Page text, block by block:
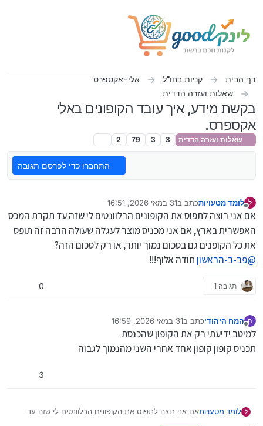
דף הבית קניות בחו"ל
אלי-אקספרס
שאלות ועזרה הדדית
בקשת מידע, איך עובד הקופונים באלי
אקספרס.
שאלות ועזרה הדדית 3
3
79
2
התחברו כדי לפרסם תגובה
ל
מנותק
לומד מטעויותכתב ב31 במאי 2026, 16:51
נערך לאחרונה על ידי לומד מטעויות
אם אני רוצה לתפוס את הקופונים הרלוונטים לי שזה עד תקרת המכס
האפשרית בארץ, אם אני מכניס מוצר לעגלה שעולה הרבה זה תופס
את כל הקופנים גם בסכום נמוך יותר, או רק לסכום הזה?
@פב-ב-הראשוןתודה אלוף!!!
תגובה 1 0
ה
מנותק
המח היהודיכתב ב31 במאי 2026, 16:59
נערך לאחרונה על ידי
למיטב ידיעתי רק את הקופון שהכנסת
תכניס קופון קופון אחד אחרי השני מהנמוך לגבוה
3
ל לומד מטעויותאם אני רוצה לתפוס את הקופונים הרלוונטים לי שזה עד